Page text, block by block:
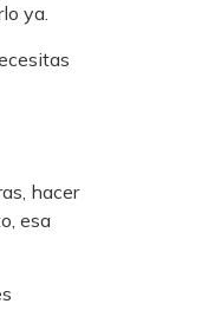
ya.
hacer
esa